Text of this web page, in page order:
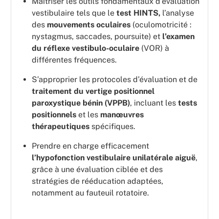
vestibulaire tels que le test HINTS, l’analyse
des mouvements oculaires (oculomotricité :
nystagmus, saccades, poursuite) et l’examen
du réflexe vestibulo-oculaire (VOR) à
différentes fréquences.
S’approprier les protocoles d’évaluation et de
traitement du vertige positionnel
paroxystique bénin (VPPB), incluant les tests
positionnels et les manœuvres
thérapeutiques spécifiques.
Prendre en charge efficacement
l’hypofonction vestibulaire unilatérale aiguë,
grâce à une évaluation ciblée et des
stratégies de rééducation adaptées,
notamment au fauteuil rotatoire.